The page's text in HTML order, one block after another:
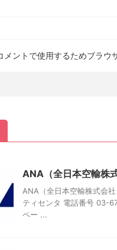
メントで使用するためブラウ
ANA（全日本空輸株
ANA（全日本空輸株式会
ティセンタ 電話番号 03-
ペー ...